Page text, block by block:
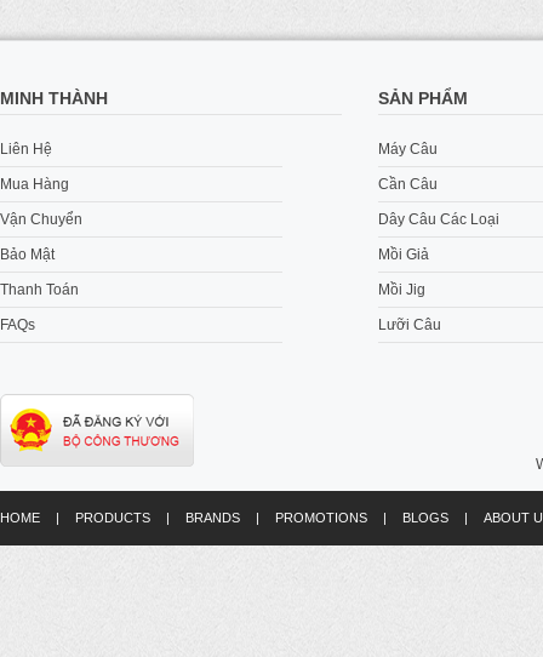
MINH THÀNH
Liên Hệ
Mua Hàng
Vận Chuyển
Bảo Mật
Thanh Toán
FAQs
SẢN PHẨM
Máy Câu
Cần Câu
Dây Câu Các Loại
Mồi Giả
Mồi Jig
Lưỡi Câu
HOME | PRODUCTS | BRANDS | PROMOTIONS | BLOGS | ABOUT